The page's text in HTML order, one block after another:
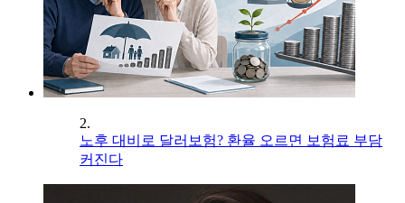
2.
노후 대비로 달러보험? 환율 오르면 보험료 부담
커진다